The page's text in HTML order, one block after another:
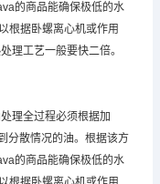
的商品能确保极低的水
根据卧螺离心机或作用
理工艺一般要快二倍。
理全过程必须根据加
分散情况的油。根据该方
的商品能确保极低的水